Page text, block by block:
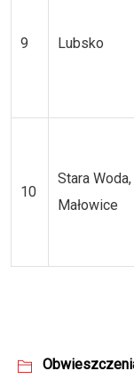
9 Lubsko
10
Stara Woda,
Małowice